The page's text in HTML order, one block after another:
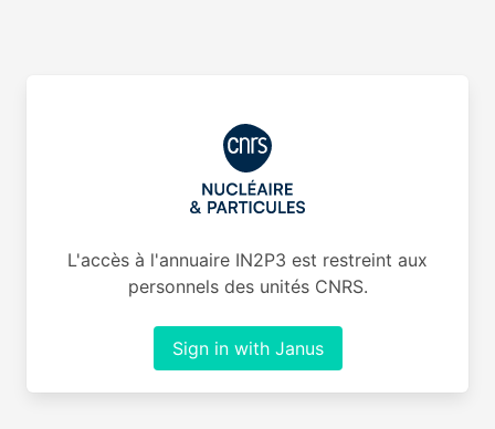
L'accès à l'annuaire IN2P3 est restreint aux
personnels des unités CNRS.
Sign in with Janus